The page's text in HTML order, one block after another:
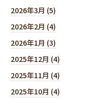
2026年3月 (5)
2026年2月 (4)
2026年1月 (3)
2025年12月 (4)
2025年11月 (4)
2025年10月 (4)